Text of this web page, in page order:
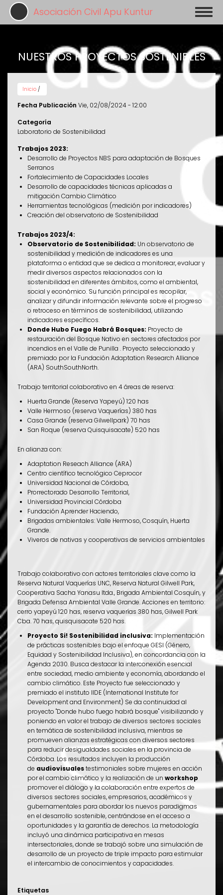
Pasar
contenido
Asociación Civil Apu Kuntur
NUESTROS PROYECTOS SOSTENIBLES
Inicio /
Fecha Publicación Vie, 02/08/2024 - 12:00
Categoría
Laboratorio de Sostenibilidad
Trabajos 2023:
Desarrollo de Proyectos NBS para adaptación de Bosques
Serranos
Fortalecimiento de Capacidades Locales
Desarrollo de capacidades técnicas aplicadas a
mitigación Cambio Climático
Herramientas tecnológicas (medición por indicadores)
Creación del observatorio de Sostenibilidad
Trabajos 2023/4:
Observatorio de Sostenibilidad: Un observatorio de
sostenibilidad y medición de indicadores es una
plataforma o entidad que se dedica a monitorear, evaluar y
medir diversos aspectos relacionados con la
sostenibilidad en diferentes ámbitos, como el ambiental,
social y económico. Su función principal es recopilar,
analizar y difundir información relevante sobre el progreso
o retroceso en términos de sostenibilidad, utilizando
indicadores específicos.
Donde Hubo Fuego Habrá Bosques: Proyecto de
restauración del Bosque Nativo en sectores afectados por
incendios en el Valle de Punilla . Proyecto seleccionado y
premiado por la Fundación Adaptation Research Alliance
(ARA) SouthSouthNorth.
Trabajo territorial colaborativo en 4 áreas de reserva:
Huerta Grande (Reserva Yapeyú) 120 has
Valle Hermoso (reserva Vaquerías) 380 has
Casa Grande (reserva Gilwellpark) 70 has
San Roque (reserva Quisquisacate) 520 has
En alianza con:
Adaptation Reseach Alliance (ARA)
Centro científico tecnológico Ceprocor
Universidad Nacional de Córdoba,
Prorrectorado Desarrollo Territorial,
Universidad Provincial Córdoba
Fundación Aprender Haciendo,
Brigadas ambientales: Valle Hermoso, Cosquín, Huerta
Grande.
Viveros de nativas y cooperativas de servicios ambientales
Trabajo colaborativo con actores territoriales clave como la
Reserva Natural Vaquerías UNC, Reserva Natural Gilwell Park,
Cooperativa Sacha Yanasu ltda., Brigada Ambiental Cosquín, y
Brigada Defensa Ambiental Valle Grande. Acciones en territorio:
cerro yapeyú 120 has, reserva vaquerías 380 has, Gilwell Park
Cba. 70 has, quisquisacate 520 has.
Proyecto Si! Sostenibilidad inclusiva: Implementación
de prácticas sostenibles bajo el enfoque GESI (Género,
Equidad y Sostenibilidad Inclusiva), en concordancia con la
Agenda 2030. Busca destacar la interconexión esencial
entre sociedad, medio ambiente y economía, abordando el
cambio climático. Este Proyecto fue seleccionado y
premiado el instituto IIDE (International Institute for
Development and Environment) Se da continuidad al
proyecto "Donde hubo fuego habrá bosque" visibilizando y
poniendo en valor el trabajo de diversos sectores sociales
en temática de sostenibilidad inclusiva, mientras se
promueven alianzas estratégicas con diversos sectores
para reducir desigualdades sociales en la provincia de
Córdoba. Los resultados incluyen la producción
de audiovisualestestimoniales sobre mujeres en acción
por el cambio climático y la realización de un workshop
promover el diálogo y la colaboración entre expertos de
diversos sectores sociales, empresarios, académicos y
gubernamentales para abordar los nuevos paradigmas
en el desarrollo sostenible, centrándose en el acceso a
oportunidades y la garantía de derechos. La metodología
incluyó una dinámica participativa en mesas
intersectoriales, donde se trabajó sobre una simulación de
desarrollo de un proyecto de triple impacto para estimular
el intercambio de conocimientos y capacidades.
Etiquetas